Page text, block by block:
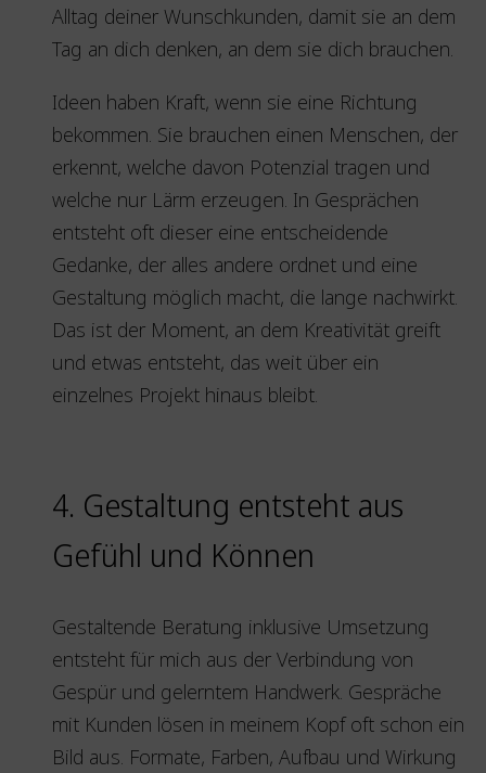
Alltag deiner Wunschkunden, damit sie an dem
Tag an dich denken, an dem sie dich brauchen.
Ideen haben Kraft, wenn sie eine Richtung
bekommen. Sie brauchen einen Menschen, der
erkennt, welche davon Potenzial tragen und
welche nur Lärm erzeugen. In Gesprächen
entsteht oft dieser eine entscheidende
Gedanke, der alles andere ordnet und eine
Gestaltung möglich macht, die lange nachwirkt.
Das ist der Moment, an dem Kreativität greift
und etwas entsteht, das weit über ein
einzelnes Projekt hinaus bleibt.
4. Gestaltung entsteht aus
Gefühl und Können
Gestaltende Beratung inklusive Umsetzung
entsteht für mich aus der Verbindung von
Gespür und gelerntem Handwerk. Gespräche
mit Kunden lösen in meinem Kopf oft schon ein
Bild aus. Formate, Farben, Aufbau und Wirkung